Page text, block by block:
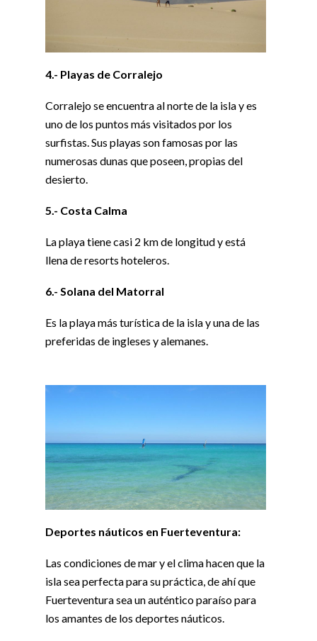
4.- Playas de Corralejo
Corralejo se encuentra al norte de la isla y es
uno de los puntos más visitados por los
surfistas. Sus playas son famosas por las
numerosas dunas que poseen, propias del
desierto.
5.- Costa Calma
La playa tiene casi 2 km de longitud y está
llena de resorts hoteleros.
6.- Solana del Matorral
Es la playa más turística de la isla y una de las
preferidas de ingleses y alemanes.
Deportes náuticos en Fuerteventura:
Las condiciones de mar y el clima hacen que la
isla sea perfecta para su práctica, de ahí que
Fuerteventura sea un auténtico paraíso para
los amantes de los deportes náuticos.